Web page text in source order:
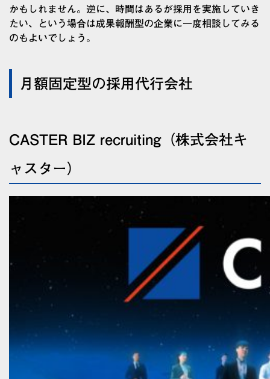
かもしれません。逆に、時間はあるが採用を実施していき
たい、という場合は成果報酬型の企業に一度相談してみる
のもよいでしょう。
月額固定型の採用代行会社
CASTER BIZ recruiting（株式会社キ
ャスター）